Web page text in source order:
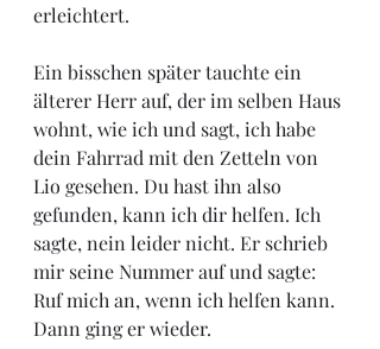
erleichtert.
Ein bisschen später tauchte ein
älterer Herr auf, der im selben Haus
wohnt, wie ich und sagt, ich habe
dein Fahrrad mit den Zetteln von
Lio gesehen. Du hast ihn also
gefunden, kann ich dir helfen. Ich
sagte, nein leider nicht. Er schrieb
mir seine Nummer auf und sagte:
Ruf mich an, wenn ich helfen kann.
Dann ging er wieder.